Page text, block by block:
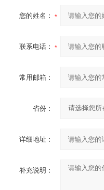
您的姓名：
联系电话：
常用邮箱：
省份：
详细地址：
补充说明：